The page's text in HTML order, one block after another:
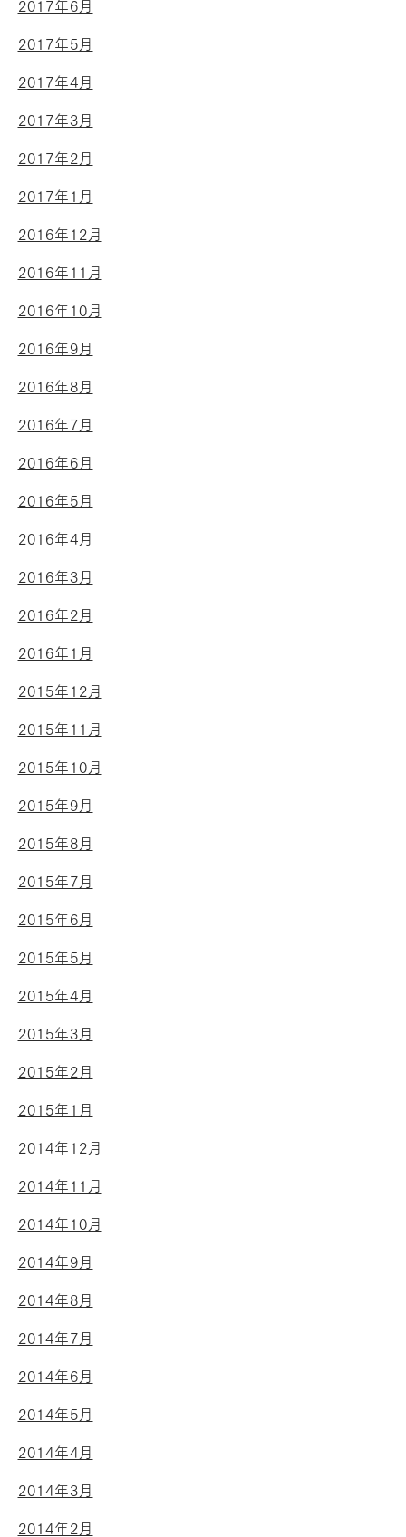
2017年6月
2017年5月
2017年4月
2017年3月
2017年2月
2017年1月
2016年12月
2016年11月
2016年10月
2016年9月
2016年8月
2016年7月
2016年6月
2016年5月
2016年4月
2016年3月
2016年2月
2016年1月
2015年12月
2015年11月
2015年10月
2015年9月
2015年8月
2015年7月
2015年6月
2015年5月
2015年4月
2015年3月
2015年2月
2015年1月
2014年12月
2014年11月
2014年10月
2014年9月
2014年8月
2014年7月
2014年6月
2014年5月
2014年4月
2014年3月
2014年2月